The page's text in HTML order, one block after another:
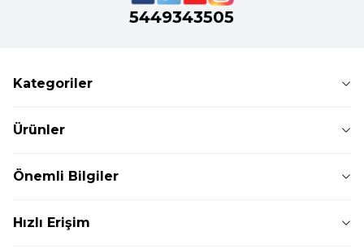
5449343505
Kategoriler
Ürünler
Önemli Bilgiler
Hızlı Erişim